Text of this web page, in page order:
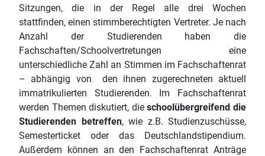
Sitzungen, die in der Regel alle drei Wochen
stattfinden, einen stimmberechtigten Vertreter. Je nach
Anzahl der Studierenden haben die
Fachschaften/Schoolvertretungen eine
unterschiedliche Zahl an Stimmen im Fachschaftenrat
– abhängig von den ihnen zugerechneten aktuell
immatrikulierten Studierenden. Im Fachschaftenrat
werden Themen diskutiert, dieschoolübergreifend die
Studierenden betreffen, wie z.B. Studienzuschüsse,
Semesterticket oder das Deutschlandstipendium.
Außerdem können an den Fachschaftenrat Anträge